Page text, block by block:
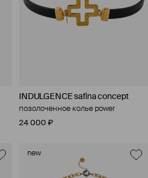
INDULGENCE safina concept
позолоченное колье power
24 000 ₽
new